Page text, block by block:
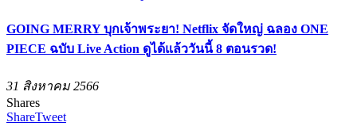
GOING MERRY บุกเจ้าพระยา! Netflix จัดใหญ่ ฉลอง ONE
PIECE ฉบับ Live Action ดูได้แล้ววันนี้ 8 ตอนรวด!
31 สิงหาคม 2566
Shares
ShareTweet